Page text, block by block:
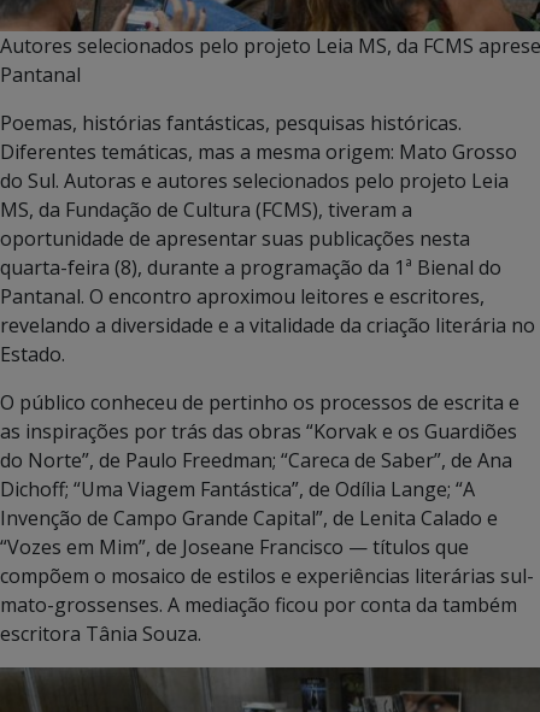
Autores selecionados pelo projeto Leia MS, da FCMS
Pantanal
Poemas, histórias fantásticas, pesquisas históricas.
Diferentes temáticas, mas a mesma origem: Mato Grosso
do Sul. Autoras e autores selecionados pelo projeto Leia
MS, da Fundação de Cultura (FCMS), tiveram a
oportunidade de apresentar suas publicações nesta
quarta-feira (8), durante a programação da 1ª Bienal do
Pantanal. O encontro aproximou leitores e escritores,
revelando a diversidade e a vitalidade da criação literária no
Estado.
O público conheceu de pertinho os processos de escrita e
as inspirações por trás das obras “Korvak e os Guardiões
do Norte”, de Paulo Freedman; “Careca de Saber”, de Ana
Dichoff; “Uma Viagem Fantástica”, de Odília Lange; “A
Invenção de Campo Grande Capital”, de Lenita Calado e
“Vozes em Mim”, de Joseane Francisco — títulos que
compõem o mosaico de estilos e experiências literárias sul-
mato-grossenses. A mediação ficou por conta da também
escritora Tânia Souza.